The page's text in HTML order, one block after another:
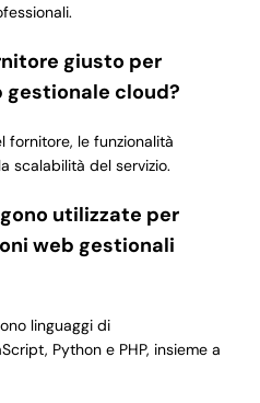
giusto per
gestionale cloud?
fornitore, le funzionalità
scalabilità del servizio.
utilizzate per
web gestionali
linguaggi di
Python e PHP, insieme a